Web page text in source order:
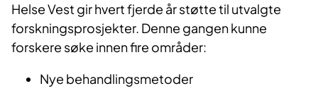
Helse Vest gir hvert fjerde år støtte til utvalgte
forskningsprosjekter. Denne gangen kunne
forskere søke innen fire områder:
Nye behandlingsmetoder